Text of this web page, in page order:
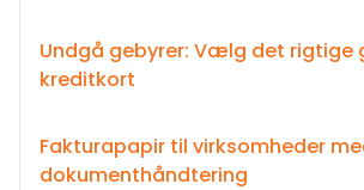
Undgå gebyrer: Vælg det rigtige
kreditkort
Fakturapapir til virksomheder
dokumenthåndtering